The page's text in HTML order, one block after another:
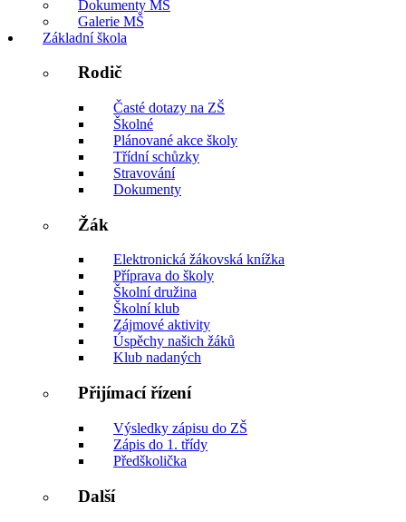
Dokumenty MŠ
Galerie MŠ
Základní škola
Rodič
Časté dotazy na ZŠ
Školné
Plánované akce školy
Třídní schůzky
Stravování
Dokumenty
Žák
Elektronická žákovská knížka
Příprava do školy
Školní družina
Školní klub
Zájmové aktivity
Úspěchy našich žáků
Klub nadaných
Přijímací řízení
Výsledky zápisu do ZŠ
Zápis do 1. třídy
Předškolička
Další